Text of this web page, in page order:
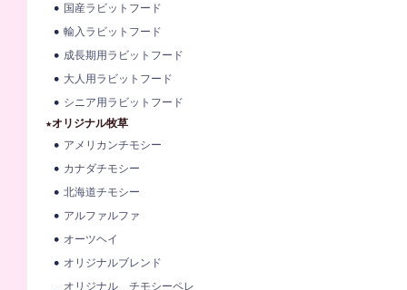
国産ラビットフード
輸入ラビットフード
成長期用ラビットフード
大人用ラビットフード
シニア用ラビットフード
★オリジナル牧草
アメリカンチモシー
カナダチモシー
北海道チモシー
アルファルファ
オーツヘイ
オリジナルブレンド
オリジナル チモシーペレ